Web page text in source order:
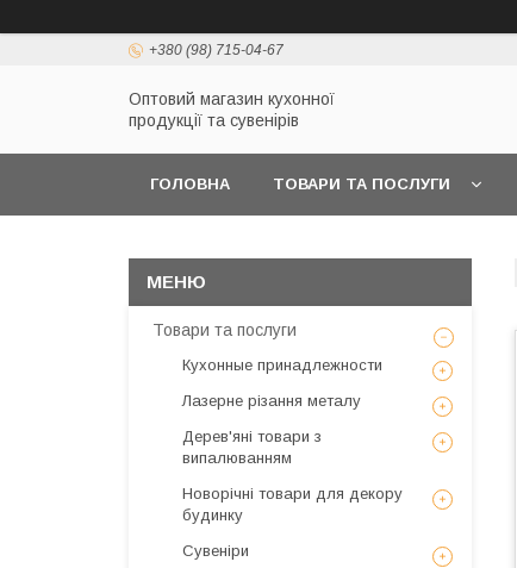
+380 (98) 715-04-67
Оптовий магазин кухонної
продукції та сувенірів
ГОЛОВНА ТОВАРИ ТА ПОСЛУГИ
Товари та послуги
Кухонные принадлежности
Лазерне різання металу
Дерев'яні товари з
випалюванням
Новорічні товари для декору
будинку
Сувеніри